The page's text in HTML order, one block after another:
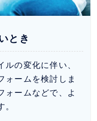
とき
の変化に伴い、
ォームを検討しま
ォームなどで、よ